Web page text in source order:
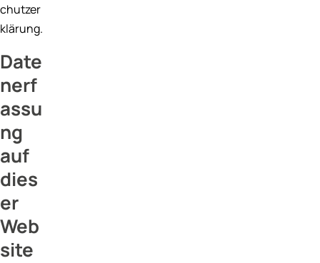
chutzer
klärung.
Date
nerf
assu
ng
auf
dies
er
Web
site